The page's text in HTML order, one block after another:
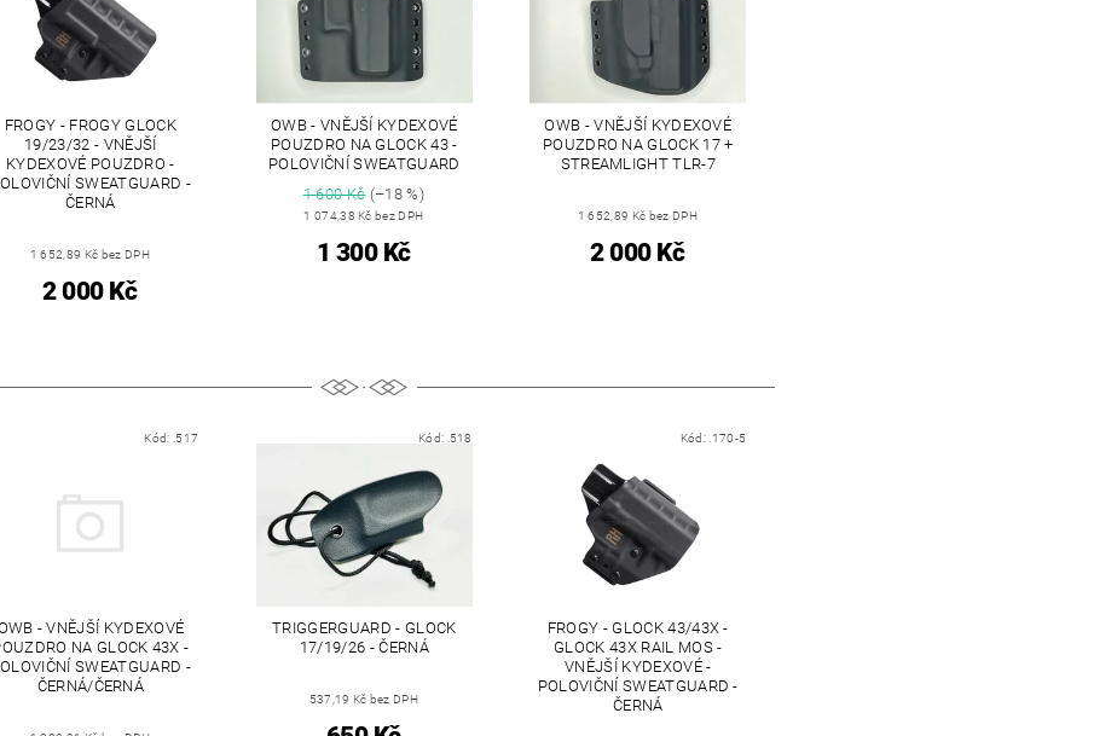
FROGY - FROGY GLOCK
19/23/32 - VNĚJŠÍ
KYDEXOVÉ POUZDRO -
SWEATGUARD -
ČERNÁ
1 652,89 Kč bez DPH
2 000 Kč
OWB - VNĚJŠÍ KYDEXOVÉ
POUZDRO NA GLOCK 43 -
POLOVIČNÍ SWEATGUARD
1 600 Kč(–18 %)
1 074,38 Kč bez DPH
1 300 Kč
OWB - VNĚJŠÍ KYDEXOVÉ
POUZDRO NA GLOCK 17 +
STREAMLIGHT TLR-7
1 652,89 Kč bez DPH
2 000 Kč
Kód: .517
- VNĚJŠÍ KYDEXOVÉ
NA GLOCK 43X -
SWEATGUARD -
ČERNÁ/ČERNÁ
Kód: .518
TRIGGERGUARD - GLOCK
17/19/26 - ČERNÁ
537,19 Kč bez DPH
Kód: .170-5
FROGY - GLOCK 43/43X -
GLOCK 43X RAIL MOS -
VNĚJŠÍ KYDEXOVÉ -
POLOVIČNÍ SWEATGUARD -
ČERNÁ